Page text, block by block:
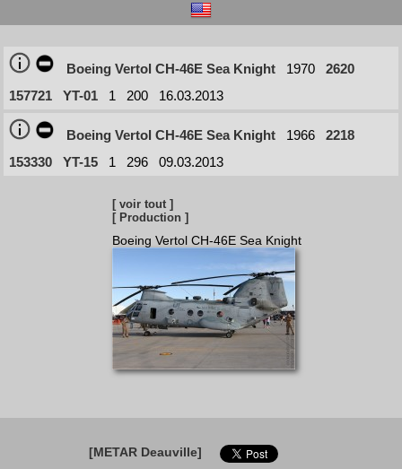
Boeing Vertol CH-46E Sea Knight 1970
2620
157721
YT-01 1 200 16.03.2013
Boeing Vertol CH-46E Sea Knight 1966
2218
153330
YT-15 1 296 09.03.2013
[ voir tout ]
[ Production ]
Boeing Vertol CH-46E Sea Knight
[METAR Deauville]